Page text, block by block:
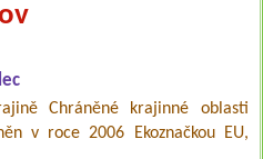
Chráněné krajinné oblasti
v roce 2006 Ekoznačkou EU,